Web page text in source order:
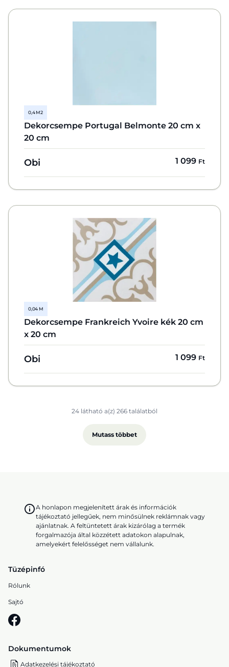
0,4 M2
Dekorcsempe Portugal Belmonte 20 cm x
20 cm
Obi 1 099 Ft
0,04 M
Dekorcsempe Frankreich Yvoire kék 20 cm
x 20 cm
Obi 1 099 Ft
24 látható a(z) 266 találatból
Mutass többet
A honlapon megjelenített árak és információk
tájékoztató jellegűek, nem minősülnek reklámnak vagy
ajánlatnak. A feltüntetett árak kizárólag a termék
forgalmazója által közzétett adatokon alapulnak,
amelyekért felelősséget nem vállalunk.
Tüzépinfó
Rólunk
Sajtó
Dokumentumok
Adatkezelési tájékoztató